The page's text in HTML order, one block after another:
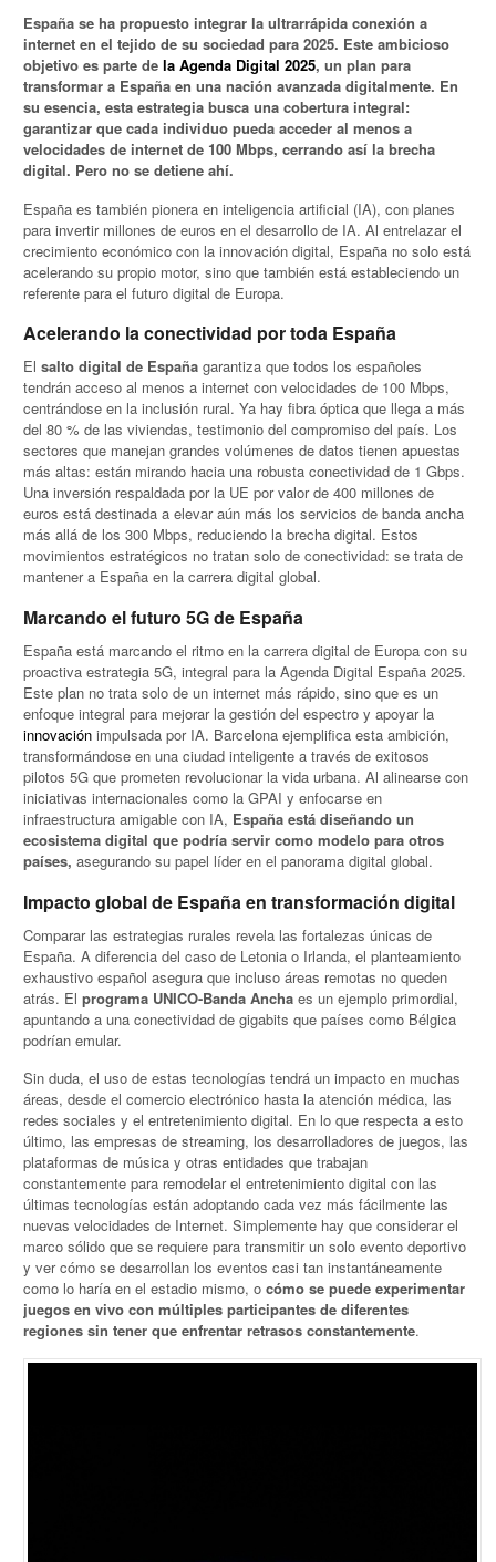
España se ha propuesto integrar la ultrarrápida conexión a
internet en el tejido de su sociedad para 2025. Este ambicioso
objetivo es parte dela Agenda Digital 2025, un plan para
transformar a España en una nación avanzada digitalmente. En
su esencia, esta estrategia busca una cobertura integral:
garantizar que cada individuo pueda acceder al menos a
velocidades de internet de 100 Mbps, cerrando así la brecha
digital. Pero no se detiene ahí.
España es también pionera en inteligencia artificial (IA), con planes
para invertir millones de euros en el desarrollo de IA. Al entrelazar el
crecimiento económico con la innovación digital, España no solo está
acelerando su propio motor, sino que también está estableciendo un
referente para el futuro digital de Europa.
Acelerando la conectividad por toda España
Elsalto digital de España garantiza que todos los españoles
tendrán acceso al menos a internet con velocidades de 100 Mbps,
centrándose en la inclusión rural. Ya hay fibra óptica que llega a más
del 80 % de las viviendas, testimonio del compromiso del país. Los
sectores que manejan grandes volúmenes de datos tienen apuestas
más altas: están mirando hacia una robusta conectividad de 1 Gbps.
Una inversión respaldada por la UE por valor de 400 millones de
euros está destinada a elevar aún más los servicios de banda ancha
más allá de los 300 Mbps, reduciendo la brecha digital. Estos
movimientos estratégicos no tratan solo de conectividad: se trata de
mantener a España en la carrera digital global.
Marcando el futuro 5G de España
España está marcando el ritmo en la carrera digital de Europa con su
proactiva estrategia 5G, integral para la Agenda Digital España 2025.
Este plan no trata solo de un internet más rápido, sino que es un
enfoque integral para mejorar la gestión del espectro y apoyar la
innovación impulsada por IA. Barcelona ejemplifica esta ambición,
transformándose en una ciudad inteligente a través de exitosos
pilotos 5G que prometen revolucionar la vida urbana. Al alinearse con
iniciativas internacionales como la GPAI y enfocarse en
infraestructura amigable con IA, España está diseñando un
ecosistema digital que podría servir como modelo para otros
países, asegurando su papel líder en el panorama digital global.
Impacto global de España en transformación digital
Comparar las estrategias rurales revela las fortalezas únicas de
España. A diferencia del caso de Letonia o Irlanda, el planteamiento
exhaustivo español asegura que incluso áreas remotas no queden
atrás. Elprograma UNICO-Banda Ancha es un ejemplo primordial,
apuntando a una conectividad de gigabits que países como Bélgica
podrían emular.
Sin duda, el uso de estas tecnologías tendrá un impacto en muchas
áreas, desde el comercio electrónico hasta la atención médica, las
redes sociales y el entretenimiento digital. En lo que respecta a esto
último, las empresas de streaming, los desarrolladores de juegos, las
plataformas de música y otras entidades que trabajan
constantemente para remodelar el entretenimiento digital con las
últimas tecnologías están adoptando cada vez más fácilmente las
nuevas velocidades de Internet. Simplemente hay que considerar el
marco sólido que se requiere para transmitir un solo evento deportivo
y ver cómo se desarrollan los eventos casi tan instantáneamente
como lo haría en el estadio mismo, ocómo se puede experimentar
juegos en vivo con múltiples participantes de diferentes
regiones sin tener que enfrentar retrasos constantemente.